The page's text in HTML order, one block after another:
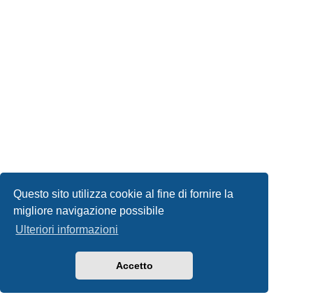
Questo sito utilizza cookie al fine di fornire la
migliore navigazione possibile
Ulteriori informazioni
Accetto